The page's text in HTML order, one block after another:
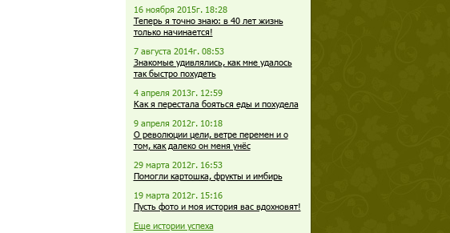
16 ноября 2015г. 18:28
Теперь я точно знаю: в 40 лет жизнь
только начинается!
7 августа 2014г. 08:53
Знакомые удивлялись, как мне удалось
так быстро похудеть
4 апреля 2013г. 12:59
Как я перестала бояться еды и похудела
9 апреля 2012г. 10:18
О революции цели, ветре перемен и о
том, как далеко он меня унёс
29 марта 2012г. 16:53
Помогли картошка, фрукты и имбирь
19 марта 2012г. 15:16
Пусть фото и моя история вас вдохновят!
Еще истории успеха